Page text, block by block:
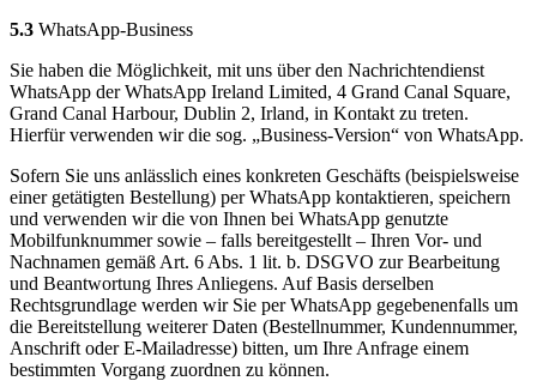
5.3 WhatsApp-Business
Sie haben die Möglichkeit, mit uns über den Nachrichtendienst
WhatsApp der WhatsApp Ireland Limited, 4 Grand Canal Square,
Grand Canal Harbour, Dublin 2, Irland, in Kontakt zu treten.
Hierfür verwenden wir die sog. „Business-Version“ von WhatsApp.
Sofern Sie uns anlässlich eines konkreten Geschäfts (beispielsweise
einer getätigten Bestellung) per WhatsApp kontaktieren, speichern
und verwenden wir die von Ihnen bei WhatsApp genutzte
Mobilfunknummer sowie – falls bereitgestellt – Ihren Vor- und
Nachnamen gemäß Art. 6 Abs. 1 lit. b. DSGVO zur Bearbeitung
und Beantwortung Ihres Anliegens. Auf Basis derselben
Rechtsgrundlage werden wir Sie per WhatsApp gegebenenfalls um
die Bereitstellung weiterer Daten (Bestellnummer, Kundennummer,
Anschrift oder E-Mailadresse) bitten, um Ihre Anfrage einem
bestimmten Vorgang zuordnen zu können.